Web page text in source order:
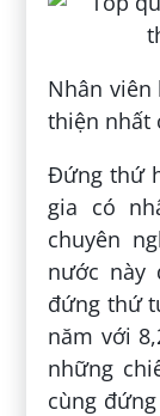
Nhân viên
thiện nhất
Đứng thứ
gia có
chuyên
nước này
đứng thứ
năm với
những
cùng